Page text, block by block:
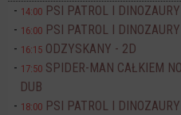
14:00 PSI PATROL I
16:00 PSI PATROL I
16:15 ODZYSKANY - 2D
17:50 SPIDER-MAN CAŁKIEM
DUB
18:00 PSI PATROL I